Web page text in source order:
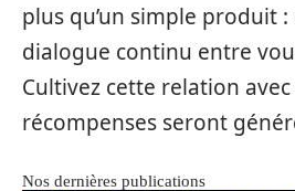
plus qu’un simple produit :
dialogue continu entre
Cultivez cette relation
récompenses seront
Nos dernières publications